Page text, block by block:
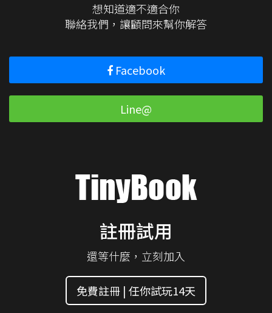
想知道適不適合你
聯絡我們，讓顧問來幫你解答
Facebook
Line@
註冊試用
還等什麼，立刻加入
免費註冊 | 任你試玩14天